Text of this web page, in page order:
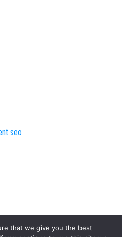
seo
that we give you the best